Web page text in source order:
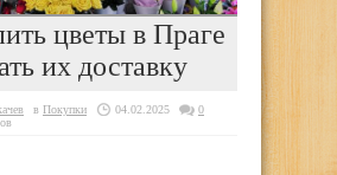
цветы в Праге
их доставку
в Покупки 04.02.2025
0